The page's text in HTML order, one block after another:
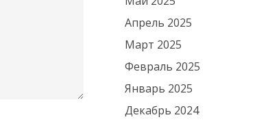
Апрель 2025
Март 2025
Февраль 2025
Январь 2025
Декабрь 2024